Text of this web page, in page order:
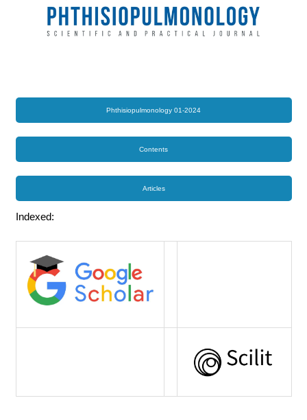
Phthisiopulmonology 01-2024
Contents
Articles
Indexed: